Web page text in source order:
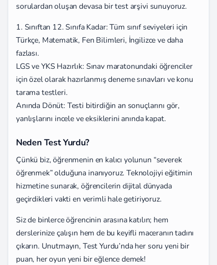
sorulardan oluşan devasa bir test arşivi sunuyoruz.
1. Sınıftan 12. Sınıfa Kadar: Tüm sınıf seviyeleri için
Türkçe, Matematik, Fen Bilimleri, İngilizce ve daha
fazlası.
LGS ve YKS Hazırlık: Sınav maratonundaki öğrenciler
için özel olarak hazırlanmış deneme sınavları ve konu
tarama testleri.
Anında Dönüt: Testi bitirdiğin an sonuçlarını gör,
yanlışlarını incele ve eksiklerini anında kapat.
Neden Test Yurdu?
Çünkü biz, öğrenmenin en kalıcı yolunun “severek
öğrenmek” olduğuna inanıyoruz. Teknolojiyi eğitimin
hizmetine sunarak, öğrencilerin dijital dünyada
geçirdikleri vakti en verimli hale getiriyoruz.
Siz de binlerce öğrencinin arasına katılın; hem
derslerinize çalışın hem de bu keyifli maceranın tadını
çıkarın. Unutmayın, Test Yurdu’nda her soru yeni bir
puan, her oyun yeni bir eğlence demek!